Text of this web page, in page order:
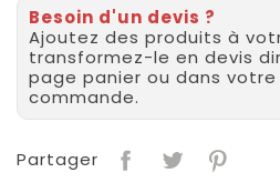
Besoin d'un devis ?
Ajoutez des produits à
transformez-le en devis
page panier ou dans
commande.
Partager